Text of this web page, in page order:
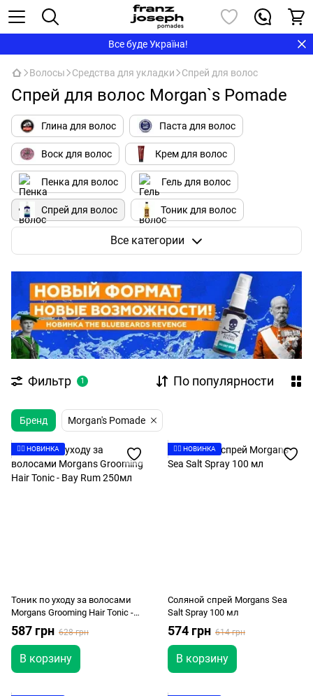
Все буде Україна!
Волосы Средства для укладки Спрей для волос
Спрей для волос Morgan`s Pomade
Глина для волос Паста для волос
Воск для волос Крем для волос
Пенка для волос Гель для волос
Спрей для волос Тоник для волос
Помада для волос Пудра для волос
Все категории
Фильтр 1 По популярности
Бренд Morgan's Pomade
👉🏻 НОВИНКА
Тоник по уходу за волосами
Morgans Grooming Hair Tonic -
Bay Rum 250мл
587 грн 628 грн
В корзину
👉🏻 НОВИНКА
Соляной спрей Morgans Sea
Salt Spray 100 мл
574 грн 614 грн
В корзину